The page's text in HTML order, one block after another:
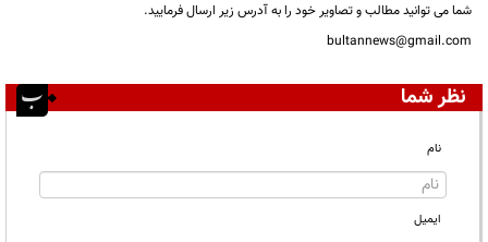
شما می توانید مطالب و تصاویر خود را به آدرس زیر ارسال فرمایید.
bultannews@gmail.com
نظر شما
نام
ایمیل